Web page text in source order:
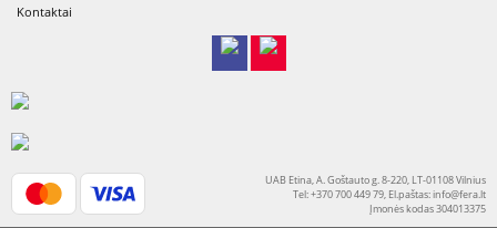
Kontaktai
UAB Etina, A. Goštauto g. 8-220, LT-01108 Vilnius
Tel: +370 700 449 79, El.paštas:info@fera.lt
Įmonės kodas 304013375